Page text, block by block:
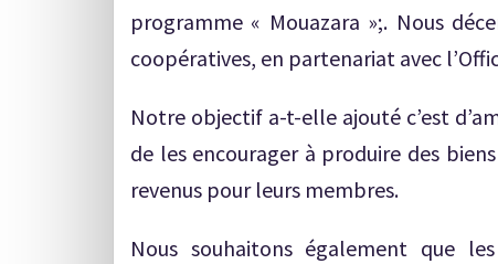
programme « Mouazara »;. Nous
coopératives, en partenariat avec
Notre objectif a-t-elle ajouté c’est
de les encourager à produire des
revenus pour leurs membres.
Nous souhaitons également que